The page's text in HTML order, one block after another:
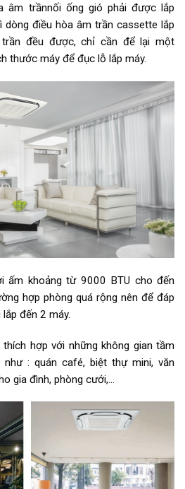
âm trầnnối ống gió phải được lắp
điều hòa âm trần cassette lắp
đều được, chỉ cần để lại một
thước máy để đục lỗ lắp máy.
ấm khoảng từ 9000 BTU cho đến
hợp phòng quá rộng nên để đáp
đến 2 máy.
hợp với những không gian tầm
như : quán café, biệt thự mini, văn
gia đình, phòng cưới,…